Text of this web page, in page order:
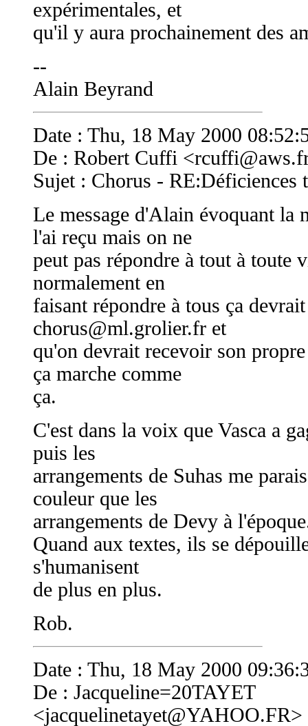
expérimentales, et
qu'il y aura prochainement des
--
Alain Beyrand
Date : Thu, 18 May 2000
De : Robert Cuffi <
Sujet : Chorus - RE:Déficiences
Le message d'Alain évoquant la
l'ai reçu mais on ne
peut pas répondre à tout à toute
normalement en
faisant répondre à tous ça
chorus@ml.grolier.fr et
qu'on devrait recevoir son
ça marche comme
ça.
C'est dans la voix que Vasca a
puis les
arrangements de Suhas me
couleur que les
arrangements de Devy à
Quand aux textes, ils se
s'humanisent
de plus en plus.
Rob.
Date : Thu, 18 May 2000
De : Jacqueline=20TAYET
<jacquelinetayet@YAHOO.FR>